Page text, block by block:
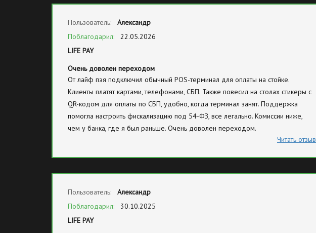
Пользователь:
Александр
Поблагодарил:
22.05.2026
LIFE PAY
Очень доволен переходом
От лайф пэя подключил обычный POS-терминал для оплаты на стойке.
Клиенты платят картами, телефонами, СБП. Также повесил на столах стикеры с
QR-кодом для оплаты по СБП, удобно, когда терминал занят. Поддержка
помогла настроить фискализацию под 54-ФЗ, все легально. Комиссии ниже,
чем у банка, где я был раньше. Очень доволен переходом.
Читать отзыв
Пользователь:
Александр
Поблагодарил:
30.10.2025
LIFE PAY